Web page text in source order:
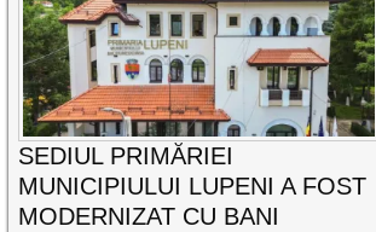
SEDIUL PRIMĂRIEI
MUNICIPIULUI LUPENI A FOST
MODERNIZAT CU BANI